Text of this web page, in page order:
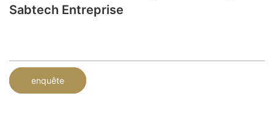
Sabtech Entreprise
enquête